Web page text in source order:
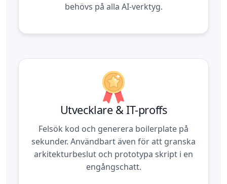
behövs på alla AI-verktyg.
Utvecklare & IT-proffs
Felsök kod och generera boilerplate på
sekunder. Användbart även för att granska
arkitekturbeslut och prototypa skript i en
engångschatt.